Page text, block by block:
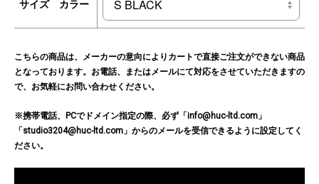
サイズ カラー
こちらの商品は、メーカーの意向によりカートで直接ご注文ができない商品
となっております。お電話、またはメールにて対応をさせていただきますの
で、お気軽にお問い合わせください。
※携帯電話、PCでドメイン指定の際、必ず「info@huc-ltd.com」
「studio3204@huc-ltd.com」からのメールを受信できるように設定してく
ださい。